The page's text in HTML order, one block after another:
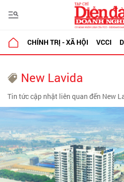
CHÍNH TRỊ - XÃ HỘI VCCI
New Lavida
Tin tức cập nhật liên quan đến New